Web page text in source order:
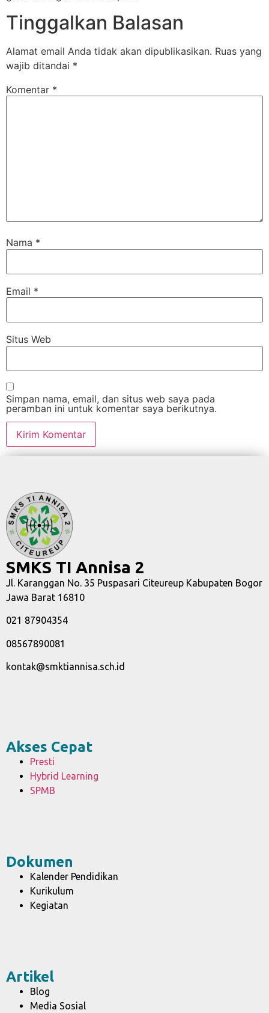
Tinggalkan Balasan
Alamat email Anda tidak akan dipublikasikan. Ruas yang
wajib ditandai *
Komentar *
Nama *
Email *
Situs Web
Simpan nama, email, dan situs web saya pada
peramban ini untuk komentar saya berikutnya.
SMKS TI Annisa 2
Jl. Karanggan No. 35 Puspasari Citeureup Kabupaten Bogor
Jawa Barat 16810
021 87904354
08567890081
kontak@smktiannisa.sch.id
Akses Cepat
Presti
Hybrid Learning
SPMB
Dokumen
Kalender Pendidikan
Kurikulum
Kegiatan
Artikel
Blog
Media Sosial